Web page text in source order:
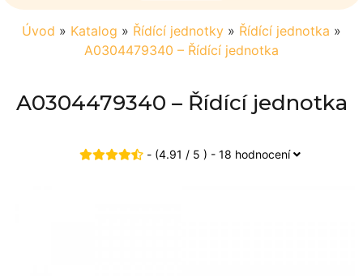
Úvod » Katalog » Řídící jednotky » Řídící jednotka »
A0304479340 – Řídící jednotka
A0304479340 – Řídící jednotka
- (4.91 / 5 ) - 18 hodnocení